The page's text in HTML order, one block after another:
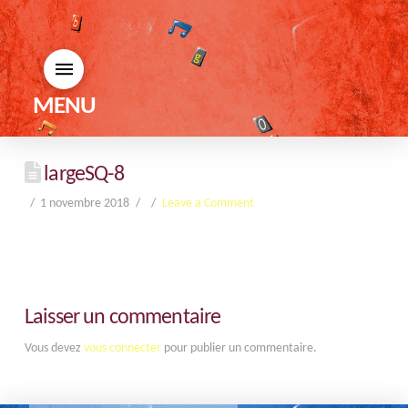
MENU
largeSQ-8
1 novembre 2018 Leave a Comment
Laisser un commentaire
Vous devez vous connecterpour publier un commentaire.